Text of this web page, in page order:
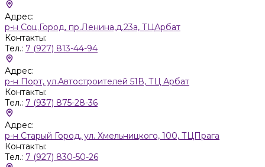
Адрес:
р-н Соц.Город, пр.Ленина,д.23а, ТЦАрбат
Контакты:
Тел.: 7 (927) 813-44-94
Адрес:
р-н Порт, ул.Автостроителей 51В, ТЦ Арбат
Контакты:
Тел.: 7 (937) 875-28-36
Адрес:
р-н Старый Город, ул. Хмельницкого, 100, ТЦПрага
Контакты:
Тел.: 7 (927) 830-50-26